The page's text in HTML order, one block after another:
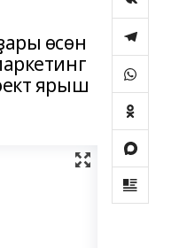
өсөн
ярыш